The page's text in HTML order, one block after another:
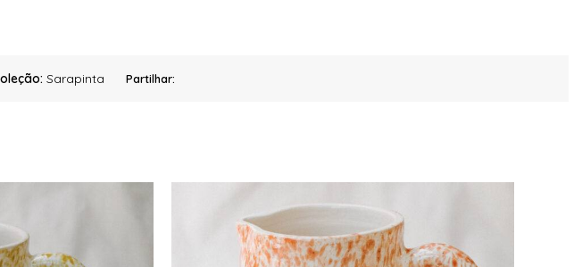
Sarapinta Partilhar: